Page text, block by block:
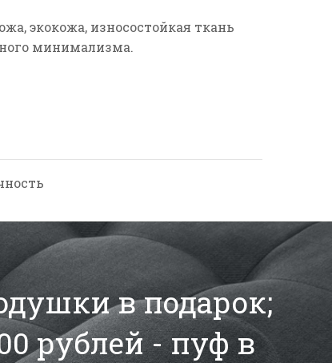
экокожа, износостойкая ткань
минимализма.
в подарок;
рублей - пуф в